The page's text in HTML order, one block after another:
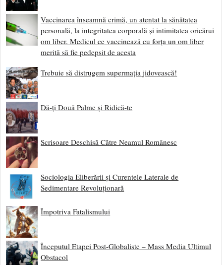
Vaccinarea înseamnă crimă, un atentat la sănătatea
personală, la integritatea corporală și intimitatea oricărui
om liber. Medicul ce vaccinează cu forța un om liber
merită să fie pedepsit de acesta
Trebuie să distrugem supermația jidovească!
Dă-ți Două Palme și Ridică-te
Scrisoare Deschisă Către Neamul Românesc
Sociologia Eliberării și Curentele Laterale de
Sedimentare Revoluționară
Împotriva Fatalismului
Începutul Etapei Post-Globaliste – Mass Media Ultimul
Obstacol